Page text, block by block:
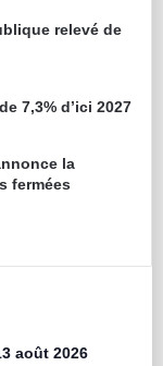
relevé de
7,3% d’ici 2027
la
fermées
août 2026